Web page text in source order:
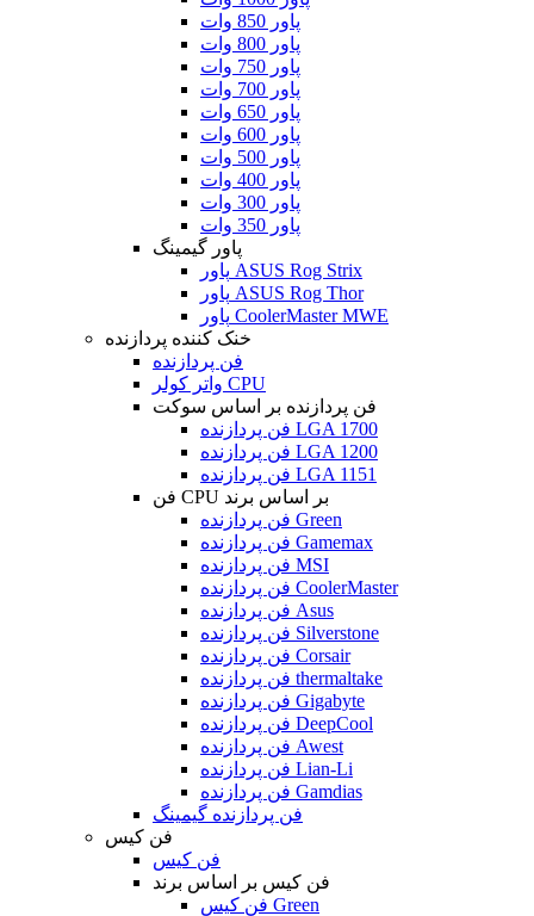
پاور 850 وات
پاور 800 وات
پاور 750 وات
پاور 700 وات
پاور 650 وات
پاور 600 وات
پاور 500 وات
پاور 400 وات
پاور 300 وات
پاور 350 وات
پاور گیمینگ
پاور ASUS Rog Strix
پاور ASUS Rog Thor
پاور CoolerMaster MWE
خنک کننده پردازنده
فن پردازنده
واتر کولر CPU
فن پردازنده بر اساس سوکت
فن پردازنده LGA 1700
فن پردازنده LGA 1200
فن پردازنده LGA 1151
فن CPU بر اساس برند
فن پردازنده Green
فن پردازنده Gamemax
فن پردازنده MSI
فن پردازنده CoolerMaster
فن پردازنده Asus
فن پردازنده Silverstone
فن پردازنده Corsair
فن پردازنده thermaltake
فن پردازنده Gigabyte
فن پردازنده DeepCool
فن پردازنده Awest
فن پردازنده Lian-Li
فن پردازنده Gamdias
فن پردازنده گیمینگ
فن کیس
فن کیس
فن کیس بر اساس برند
فن کیس Green